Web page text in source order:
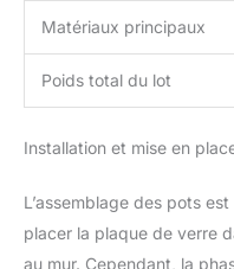
Matériaux principaux
Poids total du lot
Installation et mise en
L’assemblage des pots
placer la plaque de verre
au mur. Cependant, la